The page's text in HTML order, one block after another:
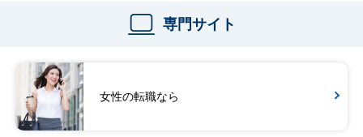
専門サイト
女性の転職なら